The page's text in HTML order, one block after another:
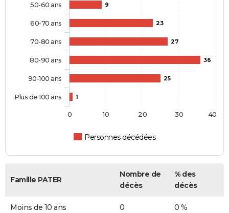
9
23
27
36
25
1
Personnes décédées
50-60 ans
60-70 ans
70-80 ans
80-90 ans
90-100 ans
Plus de 100 ans
0 10 20 30 40
Famille PATER
Nombre de
décès
% des
décès
Moins de 10 ans 0 0 %